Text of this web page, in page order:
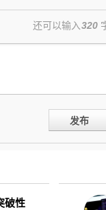
还可以输入320
发布
破性